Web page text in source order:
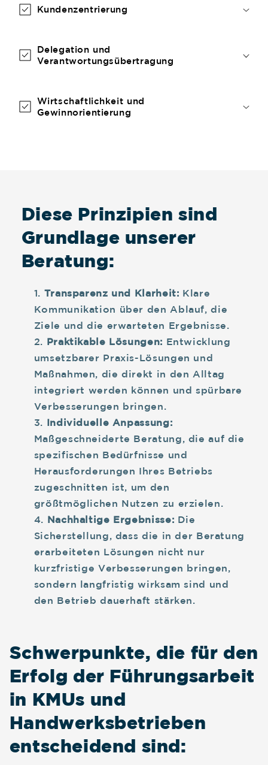
Kundenzentrierung
Delegation und
Verantwortungsübertragung
Wirtschaftlichkeit und
Gewinnorientierung
Diese Prinzipien sind
Grundlage unserer
Beratung:
Transparenz und Klarheit: Klare
Kommunikation über den Ablauf, die
Ziele und die erwarteten Ergebnisse.
Praktikable Lösungen: Entwicklung
umsetzbarer Praxis-Lösungen und
Maßnahmen, die direkt in den Alltag
integriert werden können und spürbare
Verbesserungen bringen.
Individuelle Anpassung:
Maßgeschneiderte Beratung, die auf die
spezifischen Bedürfnisse und
Herausforderungen Ihres Betriebs
zugeschnitten ist, um den
größtmöglichen Nutzen zu erzielen.
Nachhaltige Ergebnisse: Die
Sicherstellung, dass die in der Beratung
erarbeiteten Lösungen nicht nur
kurzfristige Verbesserungen bringen,
sondern langfristig wirksam sind und
den Betrieb dauerhaft stärken.
Schwerpunkte, die für den
Erfolg der Führungsarbeit
in KMUs und
Handwerksbetrieben
entscheidend sind: